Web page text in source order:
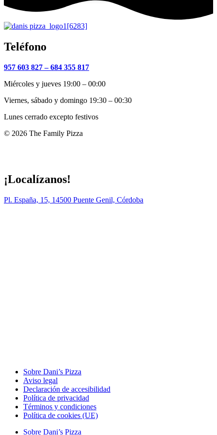
Teléfono
957 603 827 –684 355 817
Miércoles y jueves 19:00 – 00:00
Viernes, sábado y domingo 19:30 – 00:30
Lunes cerrado excepto festivos
© 2026 The Family Pizza
¡Localízanos!
Pl. España, 15, 14500 Puente Genil, Córdoba
Sobre Dani’s Pizza
Aviso legal
Declaración de accesibilidad
Política de privacidad
Términos y condiciones
Política de cookies (UE)
Sobre Dani’s Pizza